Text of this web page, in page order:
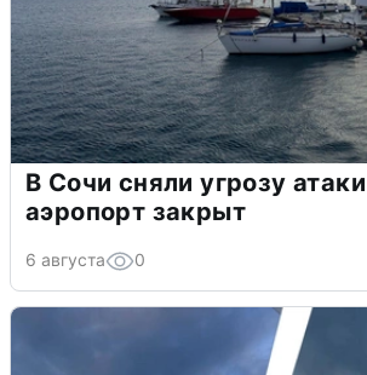
В Сочи сняли угрозу
аэропорт закрыт
6 августа 0